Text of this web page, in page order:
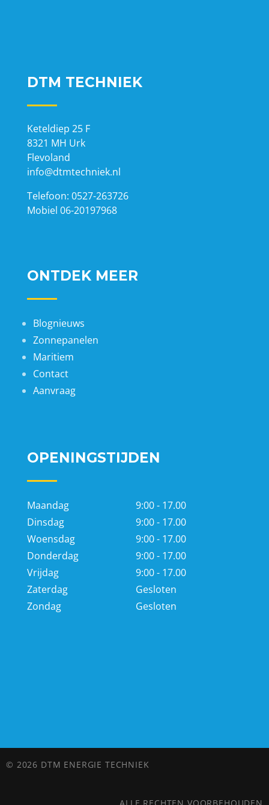
DTM TECHNIEK
Keteldiep 25 F
8321 MH Urk
Flevoland
info@dtmtechniek.nl
Telefoon: 0527-263726
Mobiel 06-20197968
ONTDEK MEER
Blognieuws
Zonnepanelen
Maritiem
Contact
Aanvraag
OPENINGSTIJDEN
Maandag
9:00 - 17.00
Dinsdag
9:00 - 17.00
Woensdag
9:00 - 17.00
Donderdag
9:00 - 17.00
Vrijdag
9:00 - 17.00
Zaterdag
Gesloten
Zondag
Gesloten
© 2026 DTM ENERGIE TECHNIEK